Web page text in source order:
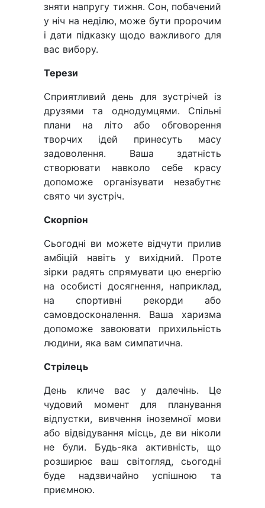
зняти напругу тижня. Сон, побачений
у ніч на неділю, може бути пророчим
і дати підказку щодо важливого для
вас вибору.
Терези
Сприятливий день для зустрічей із
друзями та однодумцями. Спільні
плани на літо або обговорення
творчих ідей принесуть масу
задоволення. Ваша здатність
створювати навколо себе красу
допоможе організувати незабутнє
свято чи зустріч.
Скорпіон
Сьогодні ви можете відчути прилив
амбіцій навіть у вихідний. Проте
зірки радять спрямувати цю енергію
на особисті досягнення, наприклад,
на спортивні рекорди або
самовдосконалення. Ваша харизма
допоможе завоювати прихильність
людини, яка вам симпатична.
Стрілець
День кличе вас у далечінь. Це
чудовий момент для планування
відпустки, вивчення іноземної мови
або відвідування місць, де ви ніколи
не були. Будь-яка активність, що
розширює ваш світогляд, сьогодні
буде надзвичайно успішною та
приємною.